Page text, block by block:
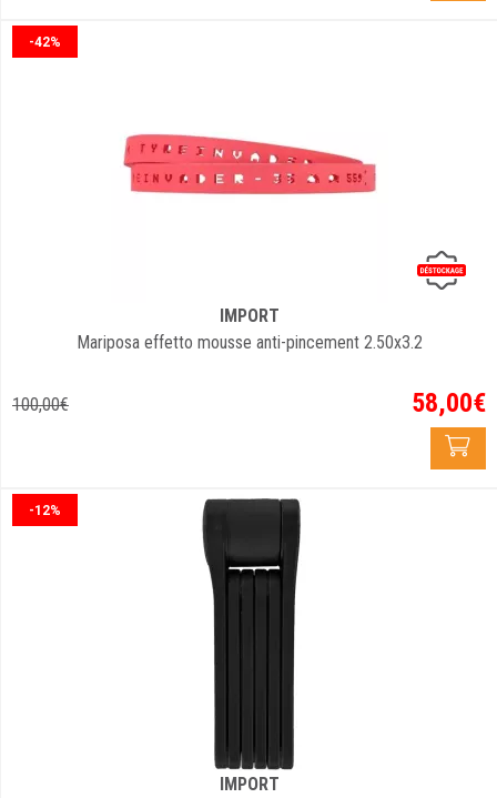
-42%
IMPORT
Mariposa effetto mousse anti-pincement 2.50x3.2
100,00€ 58,00€
-12%
IMPORT